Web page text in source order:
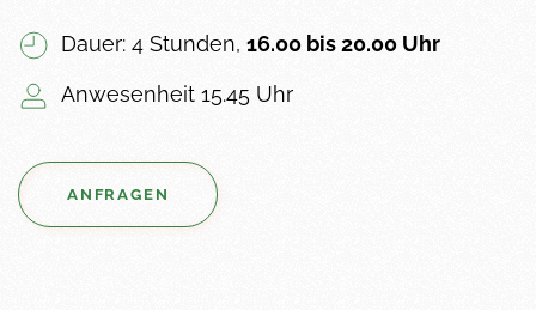
Dauer: 4 Stunden, 16.00 bis 20.00 Uhr
Anwesenheit 15.45 Uhr
ANFRAGEN